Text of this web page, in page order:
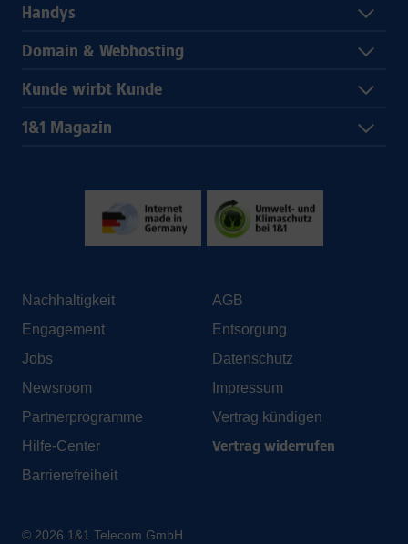
Handys
Domain & Webhosting
Kunde wirbt Kunde
1&1 Magazin
Nachhaltigkeit
Engagement
Jobs
Newsroom
Partnerprogramme
Hilfe-Center
Barrierefreiheit
AGB
Entsorgung
Datenschutz
Impressum
Vertrag kündigen
Vertrag widerrufen
© 2026 1&1 Telecom GmbH